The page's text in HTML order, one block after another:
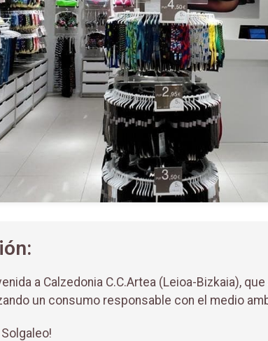
a Calzedonia C.C.Artea (Leioa-Bizkaia),
un consumo responsable con el medio